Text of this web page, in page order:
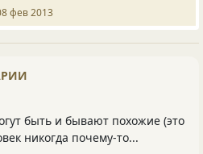
фев 2013
быть и бывают похожие (это
никогда почему-то...